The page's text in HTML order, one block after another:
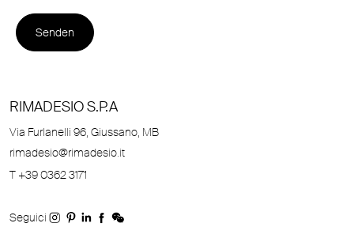
RIMADESIO S.P.A
Via Furlanelli 96, Giussano, MB
rimadesio@rimadesio.it
T +39 0362 3171
Seguici